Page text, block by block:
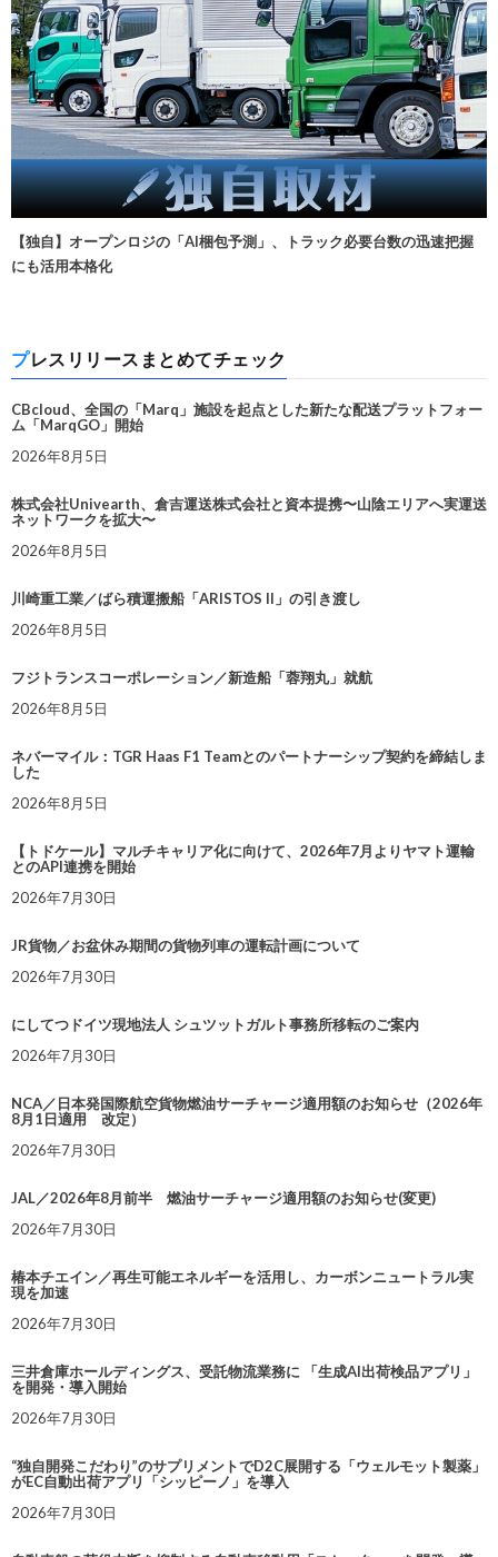
【独自】オープンロジの「AI梱包予測」、トラック必要台数の迅速把握
にも活用本格化
プレスリリースまとめてチェック
CBcloud、全国の「Marq」施設を起点とした新たな配送プラットフォー
ム「MarqGO」開始
2026年8月5日
株式会社Univearth、倉吉運送株式会社と資本提携〜山陰エリアへ実運送
ネットワークを拡大〜
2026年8月5日
川崎重工業／ばら積運搬船「ARISTOS II」の引き渡し
2026年8月5日
フジトランスコーポレーション／新造船「蓉翔丸」就航
2026年8月5日
ネバーマイル：TGR Haas F1 Teamとのパートナーシップ契約を締結しま
した
2026年8月5日
【トドケール】マルチキャリア化に向けて、2026年7月よりヤマト運輸
とのAPI連携を開始
2026年7月30日
JR貨物／お盆休み期間の貨物列車の運転計画について
2026年7月30日
にしてつドイツ現地法人 シュツットガルト事務所移転のご案内
2026年7月30日
NCA／日本発国際航空貨物燃油サーチャージ適用額のお知らせ（2026年
8月1日適用 改定）
2026年7月30日
JAL／2026年8月前半 燃油サーチャージ適用額のお知らせ(変更)
2026年7月30日
椿本チエイン／再生可能エネルギーを活用し、カーボンニュートラル実
現を加速
2026年7月30日
三井倉庫ホールディングス、受託物流業務に 「生成AI出荷検品アプリ」
を開発・導入開始
2026年7月30日
“独自開発こだわり”のサプリメントでD2C展開する「ウェルモット製薬」
がEC自動出荷アプリ「シッピーノ」を導入
2026年7月30日